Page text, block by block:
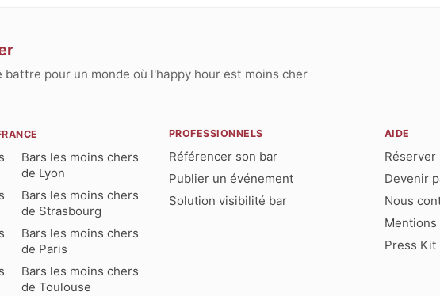
battre pour un monde où l'happy hour est moins cher
Bars les moins chers
de Lyon
Bars les moins chers
de Strasbourg
Bars les moins chers
de Paris
Bars les moins chers
de Toulouse
PROFESSIONNELS
Référencer son bar
Publier un événement
Solution visibilité bar
AIDE
Réserver
Devenir
Nous
Mentions
Press Kit